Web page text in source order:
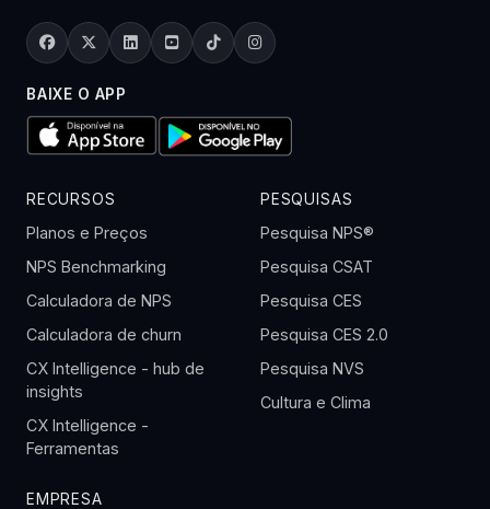
BAIXE O APP
RECURSOS
Planos e Preços
NPS Benchmarking
Calculadora de NPS
Calculadora de churn
CX Intelligence - hub de
insights
CX Intelligence -
Ferramentas
PESQUISAS
Pesquisa NPS®
Pesquisa CSAT
Pesquisa CES
Pesquisa CES 2.0
Pesquisa NVS
Cultura e Clima
EMPRESA